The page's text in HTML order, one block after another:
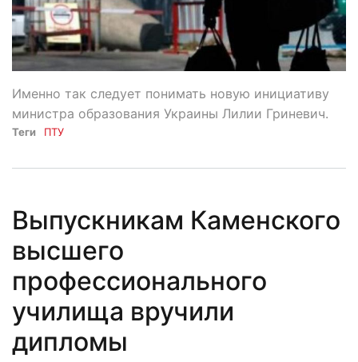
Именно так следует понимать новую инициативу
министра образования Украины Лилии Гриневич.
Теги ПТУ
Выпускникам Каменского
высшего
профессионального
училища вручили
дипломы